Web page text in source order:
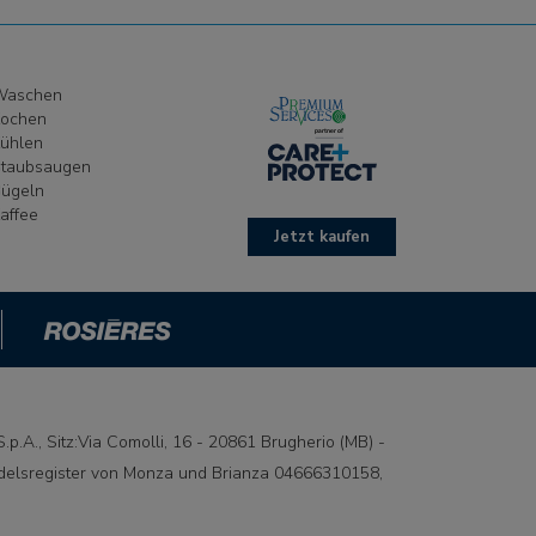
Jetzt kaufen
Sitz:Via Comolli, 16 - 20861 Brugherio (MB) -
von Monza und Brianza 04666310158,